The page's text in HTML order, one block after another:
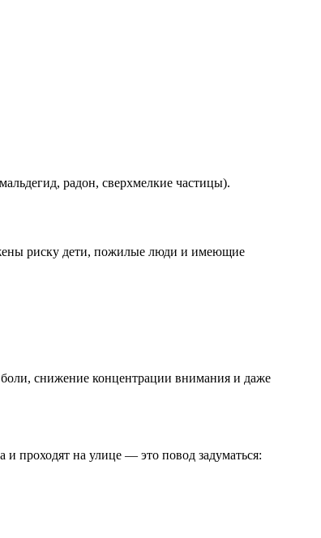
радон, сверхмелкие частицы).
риску дети, пожилые люди и имеющие
снижение концентрации внимания и даже
проходят на улице — это повод задуматься: